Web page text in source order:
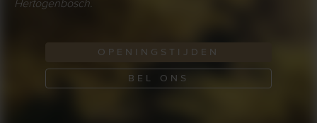
Hertogenbosch.
OPENINGSTIJDEN
BEL ONS